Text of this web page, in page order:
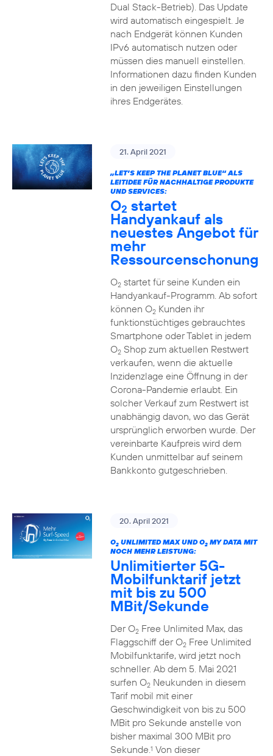
Dual Stack-Betrieb). Das Update
wird automatisch eingespielt. Je
nach Endgerät können Kunden
IPv6 automatisch nutzen oder
müssen dies manuell einstellen.
Informationen dazu finden Kunden
in den jeweiligen Einstellungen
ihres Endgerätes.
21. April 2021
„LET’S KEEP THE PLANET BLUE“ ALS
LEITIDEE FÜR NACHHALTIGE PRODUKTE
UND SERVICES:
O2 startet
Handyankauf als
neuestes Angebot für
mehr
Ressourcenschonung
O2startet für seine Kunden ein
Handyankauf-Programm. Ab sofort
können O2Kunden ihr
funktionstüchtiges gebrauchtes
Smartphone oder Tablet in jedem
O2Shop zum aktuellen Restwert
verkaufen, wenn die aktuelle
Inzidenzlage eine Öffnung in der
Corona-Pandemie erlaubt. Ein
solcher Verkauf zum Restwert ist
unabhängig davon, wo das Gerät
ursprünglich erworben wurde. Der
vereinbarte Kaufpreis wird dem
Kunden unmittelbar auf seinem
Bankkonto gutgeschrieben.
20. April 2021
O2UNLIMITED MAX UND O2MY DATA MIT
NOCH MEHR LEISTUNG:
Unlimitierter 5G-
Mobilfunktarif jetzt
mit bis zu 500
MBit/Sekunde
Der O2Free Unlimited Max, das
Flaggschiff der O2Free Unlimited
Mobilfunktarife, wird jetzt noch
schneller. Ab dem 5. Mai 2021
surfen O2Neukunden in diesem
Tarif mobil mit einer
Geschwindigkeit von bis zu 500
MBit pro Sekunde anstelle von
bisher maximal 300 MBit pro
Sekunde.1 Von dieser